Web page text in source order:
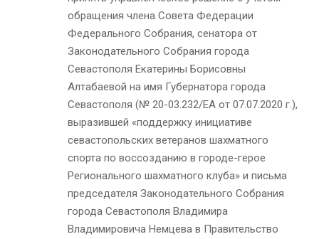
обращения члена Совета Федерации
Федерального Собрания, сенатора от
Законодательного Собрания города
Севастополя Екатерины Борисовны
Алтабаевой на имя Губернатора города
Севастополя (№ 20-03.232/ЕА от 07.07.2020 г.),
выразившей «поддержку инициативе
севастопольских ветеранов шахматного
спорта по воссозданию в городе-герое
Регионального шахматного клуба» и письма
председателя Законодательного Собрания
города Севастополя Владимира
Владимировича Немцева в Правительство